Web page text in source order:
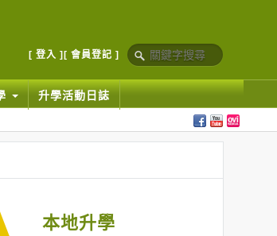
[ 登入 ] [ 會員登記 ]
升學活動日誌
本地升學